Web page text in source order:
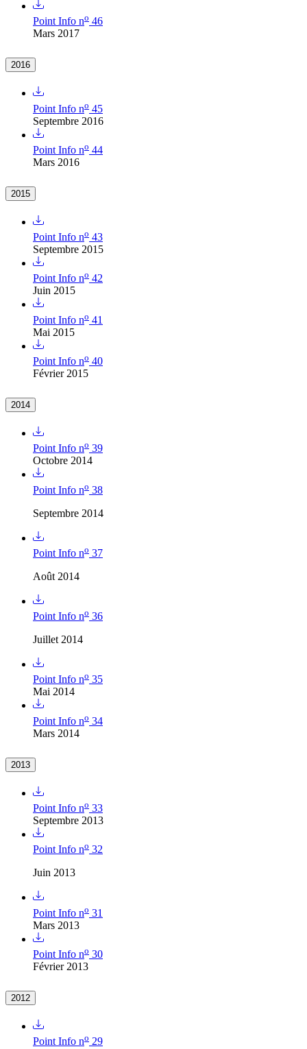
Point Info no 46
Mars 2017
2016
Point Info no 45
Septembre 2016
Point Info no 44
Mars 2016
2015
Point Info no 43
Septembre 2015
Point Info no 42
Juin 2015
Point Info no 41
Mai 2015
Point Info no 40
Février 2015
2014
Point Info no 39
Octobre 2014
Point Info no 38
Septembre 2014
Point Info no 37
Août 2014
Point Info no 36
Juillet 2014
Point Info no 35
Mai 2014
Point Info no 34
Mars 2014
2013
Point Info no 33
Septembre 2013
Point Info no 32
Juin 2013
Point Info no 31
Mars 2013
Point Info no 30
Février 2013
2012
Point Info no 29